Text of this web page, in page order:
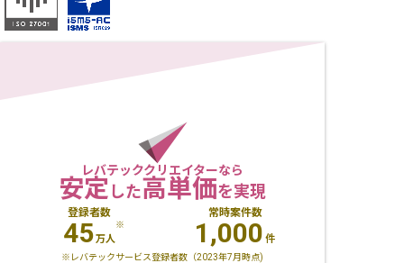
レバテッククリエイターなら
安定した高単価を実現
登録者数
45万人
※
常時案件数
1,000 件
※レバテックサービス登録者数（2023年7月時点)